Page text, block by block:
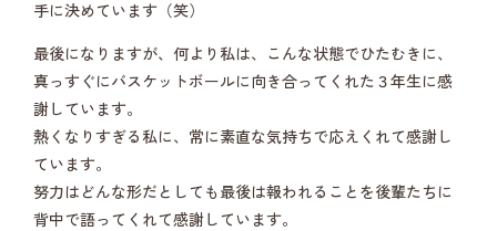
手に決めています（笑）
最後になりますが、何より私は、こんな状態でひたむきに、
真っすぐにバスケットボールに向き合ってくれた３年生に感
謝しています。
熱くなりすぎる私に、常に素直な気持ちで応えくれて感謝し
ています。
努力はどんな形だとしても最後は報われることを後輩たちに
背中で語ってくれて感謝しています。